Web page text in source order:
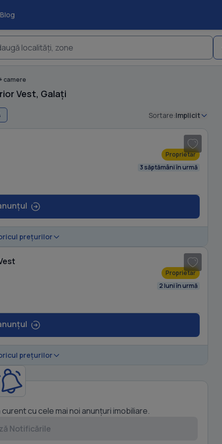
Blog
localități, zone
camere
Vest, Galați
Sortare:Implicit
1
/ 8
Proprietar
3 săptămâni în urmă
prețurilor
Proprietar
2 luni în urmă
prețurilor
cu cele mai noi anunțuri imobiliare.
Notificările